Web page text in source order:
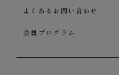
よくあるお問い合わせ
会員プログラム